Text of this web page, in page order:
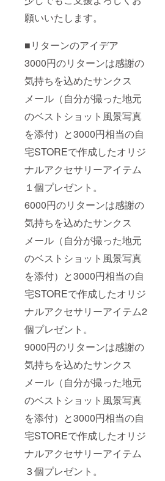
願いいたします。
■リターンのアイデア
3000円のリターンは感謝の
気持ちを込めたサンクス
メール（自分が撮った地元
のベストショット風景写真
を添付）と3000円相当の自
宅STOREで作成したオリジ
ナルアクセサリーアイテム
１個プレゼント。
6000円のリターンは感謝の
気持ちを込めたサンクス
メール（自分が撮った地元
のベストショット風景写真
を添付）と3000円相当の自
宅STOREで作成したオリジ
ナルアクセサリーアイテム2
個プレゼント。
9000円のリターンは感謝の
気持ちを込めたサンクス
メール（自分が撮った地元
のベストショット風景写真
を添付）と3000円相当の自
宅STOREで作成したオリジ
ナルアクセサリーアイテム
３個プレゼント。